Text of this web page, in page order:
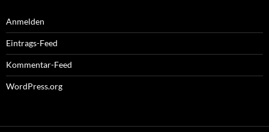
Anmelden
Eintrags-Feed
Kommentar-Feed
WordPress.org